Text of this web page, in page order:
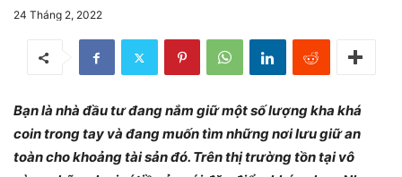
24 Tháng 2, 2022
Bạn là nhà đầu tư đang nắm giữ một số lượng kha khá
coin trong tay và đang muốn tìm những nơi lưu giữ an
toàn cho khoảng tài sản đó. Trên thị trường tồn tại vô